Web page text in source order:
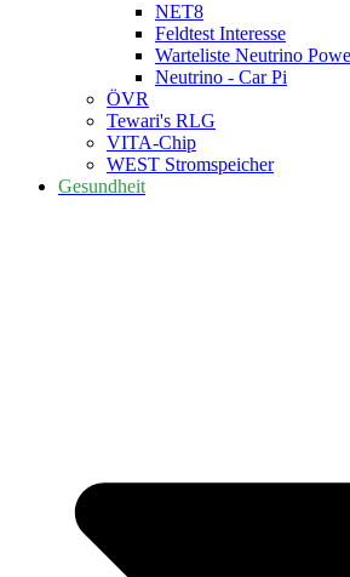
NET8
Feldtest Interesse
Warteliste Neutrino
Neutrino - Car Pi
ÖVR
Tewari's RLG
VITA-Chip
WEST Stromspeicher
Gesundheit